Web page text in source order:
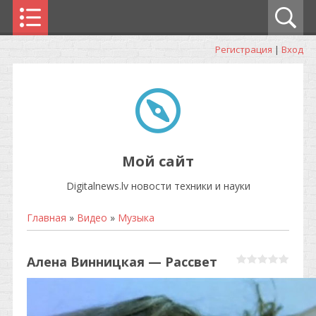
Регистрация | Вход
Мой сайт
Digitalnews.lv новости техники и науки
Главная » Видео » Музыка
Алена Винницкая — Рассвет